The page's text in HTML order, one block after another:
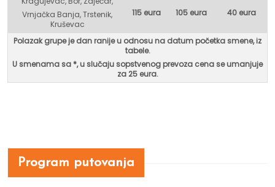
Vrnjačka Banja, Trstenik,
Kruševac
115 eura 105 eura 40 eura
Polazak grupe je dan ranije u odnosu na datum početka smene, iz
tabele.
U smenama sa *, uslučaju sopstvenog prevoza cena se umanjuje
za 25 eura.
Program putovanja